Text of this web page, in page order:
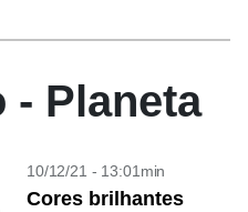
- Planeta
10/12/21 - 13:01min
Cores brilhantes